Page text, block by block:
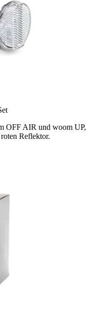
OFF AIR und woom UP,
Reflektor.